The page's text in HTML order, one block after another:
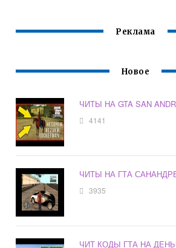
Реклама
Новое
ЧИТЫ НА GTA SAN
4141
ЧИТЫ НА ГТА
3935
ЧИТ КОДЫ ГТА НА